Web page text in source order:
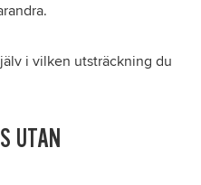
i vilken utsträckning du
UTAN